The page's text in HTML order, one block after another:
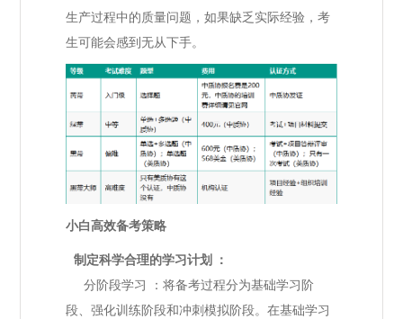
生产过程中的质量问题，如果缺乏实际经验，考
生可能会感到无从下手。
小白高效备考策略
制定科学合理的学习计划 ：
分阶段学习 ：将备考过程分为基础学习阶
段、强化训练阶段和冲刺模拟阶段。在基础学习